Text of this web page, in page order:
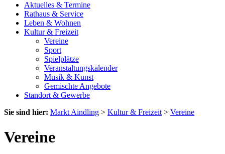
Aktuelles & Termine
Rathaus & Service
Leben & Wohnen
Kultur & Freizeit
Vereine
Sport
Spielplätze
Veranstaltungskalender
Musik & Kunst
Gemischte Angebote
Standort & Gewerbe
Sie sind hier: Markt Aindling > Kultur & Freizeit > Vereine
Vereine